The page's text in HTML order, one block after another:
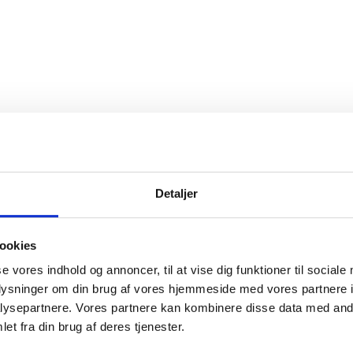
Detaljer
vores indhold og annoncer, til at vise dig funktioner til sociale
om din brug af vores hjemmeside med vores partnere
Vores partnere kan kombinere disse data med
fra din brug af deres tjenester.